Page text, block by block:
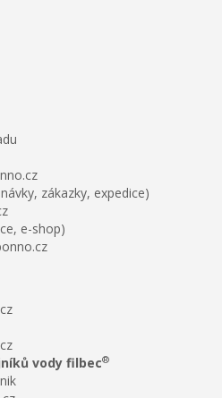
zákazky, expedice)
e-shop)
vody filbec®